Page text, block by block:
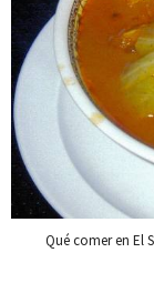
Qué comer en El